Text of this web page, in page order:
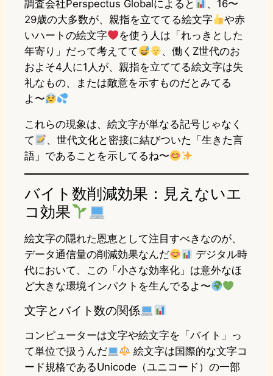
調査会社Perspectus Globalによると
、16〜
29歳の大多数が、親指を立ててる絵文字
や赤
いハートの絵文字
を使う人は「れっきとした
年寄り」だって考えてて
、働くZ世代のお
およそ4人に1人が、親指を立ててる絵文字は失
礼なもの、または敵意を示すものだとみてる
よ〜
これらの現象は、絵文字が単なる記号じゃなく
て
、世代文化と密接に結びついた「生きた言
語」であることを示してるね〜
バイト数削減効果：見えないエ
コ効果
絵文字の隠れた恩恵として注目すべきなのが、
データ通信量の削減効果なんだ
デジタル時
代において、この「小さな効率化」は意外なほ
ど大きな環境インパクトを生んでるよ〜
文字とバイト数の関係
コンピューターは文字や絵文字を「バイト」っ
て単位で扱うんだ
絵文字は国際的な文字コ
ード規格であるUnicode（ユニコード）の一部